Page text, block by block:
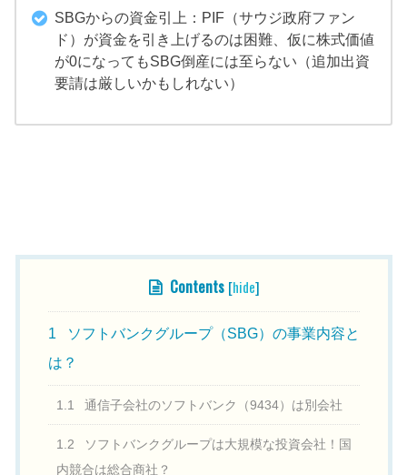
SBGからの資金引上：PIF（サウジ政府ファン
ド）が資金を引き上げるのは困難、仮に株式価値
が0になってもSBG倒産には至らない（追加出資
要請は厳しいかもしれない）
Contents [hide]
1
ソフトバンクグループ（SBG）の事業内容と
は？
1.1 通信子会社のソフトバンク（9434）は別会社
1.2
ソフトバンクグループは大規模な投資会社！国
内競合は総合商社？